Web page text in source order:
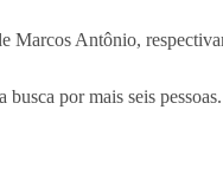
Antônio,
por mais seis